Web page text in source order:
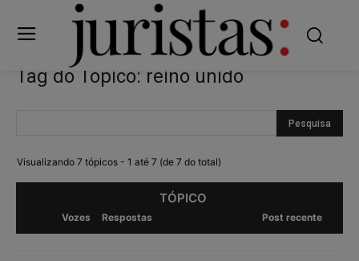
Tag do Tópico: reino unido
Visualizando 7 tópicos - 1 até 7 (de 7 do total)
TÓPICO
Vozes Respostas Post recente